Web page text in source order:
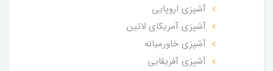
آشپزی اروپایی
آشپزی آمریکای لاتین
آشپزی خاورمیانه
آشپزی آفریقایی